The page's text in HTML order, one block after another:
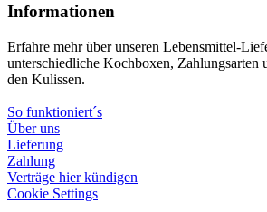
Informationen
Erfahre mehr über unseren Lebensmittel-
unterschiedliche Kochboxen, Zahlungsarten
den Kulissen.
So funktioniert´s
Über uns
Lieferung
Zahlung
Verträge hier kündigen
Cookie Settings